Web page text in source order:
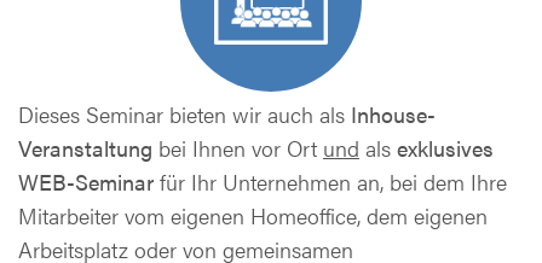
Dieses Seminar bieten wir auch als Inhouse-
Veranstaltung bei Ihnen vor Ort und als exklusives
WEB-Seminar für Ihr Unternehmen an, bei dem Ihre
Mitarbeiter vom eigenen Homeoffice, dem eigenen
Arbeitsplatz oder von gemeinsamen